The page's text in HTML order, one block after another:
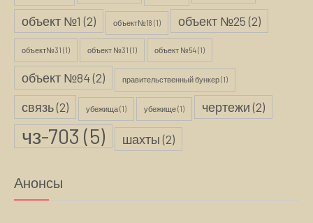
объект №1 (2) объект№18 (1) объект №25(2)
объект№31 (1) объект №31 (1) объект №54(1)
объект №84(2) правительственный бункер(1)
связь(2) убежища(1) убежище(1) чертежи(2)
чз-703 (5) шахты(2)
Анонсы